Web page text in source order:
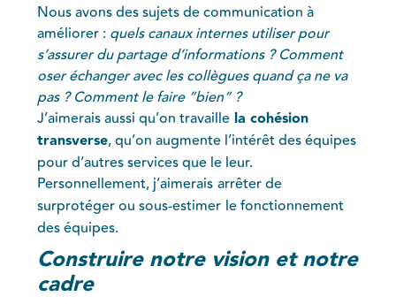
Nous avons des sujets de communication à
améliorer : quels canaux internes utiliser pour
s’assurer du partage d’informations ? Comment
oser échanger avec les collègues quand ça ne va
pas ? Comment le faire ”bien” ?
J’aimerais aussi qu’on travaille la cohésion
transverse, qu’on augmente l’intérêt des équipes
pour d’autres services que le leur.
Personnellement, j’aimerais arrêter de
surprotéger ou sous-estimer le fonctionnement
des équipes.
Construire notre vision et notre
cadre